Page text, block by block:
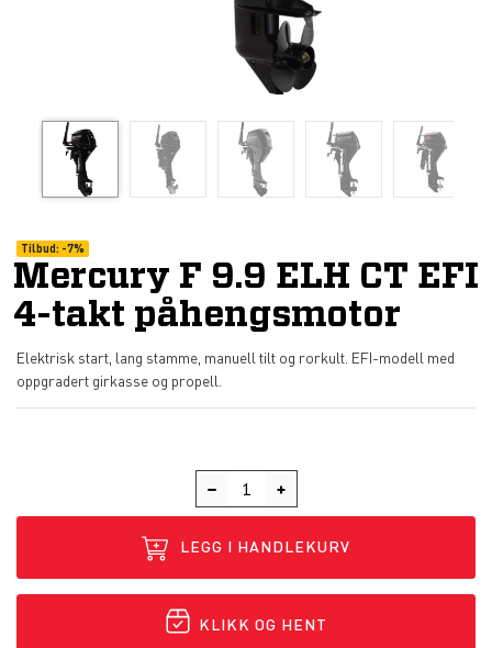
Tilbud: -7%
Mercury F 9.9 ELH CT EFI
4-takt påhengsmotor
Elektrisk start, lang stamme, manuell tilt og rorkult. EFI-modell med
oppgradert girkasse og propell.
LEGG I HANDLEKURV
KLIKK OG HENT